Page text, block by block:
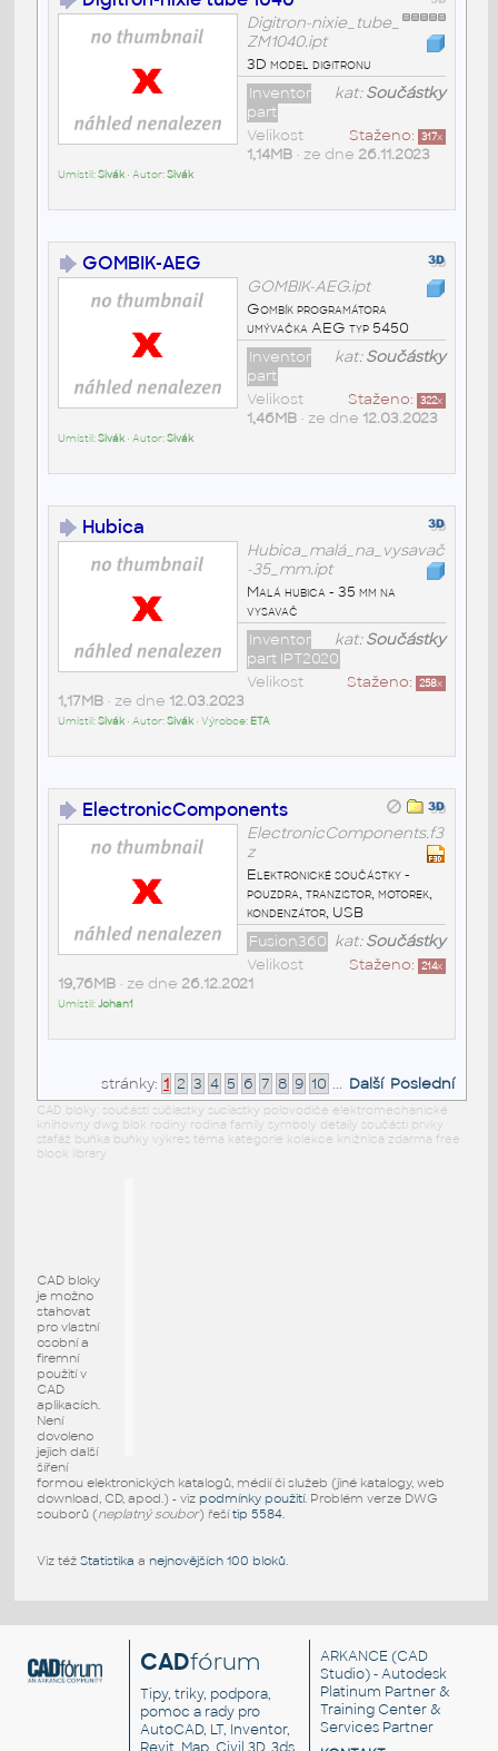
Digitron-nixie_tube_
ZM1040.ipt
3D model digitronu
kat:Součástky
Inventor
part
Staženo: 317x
Velikost
1,14MB• ze dne 26.11.2023
Umístil:Sivák• Autor:Sivák
GOMBIK-AEG
GOMBIK-AEG.ipt
Gombík programátora
umývačka AEG typ 5450
kat:Součástky
Inventor
part
Staženo: 322x
Velikost
1,46MB• ze dne 12.03.2023
Umístil:Sivák• Autor:Sivák
Hubica
Hubica_malá_na_vysavač
-35_mm.ipt
Malá hubica - 35 mm na
vysavač
kat:Součástky
Inventor
part IPT2020
Staženo: 258x
Velikost
1,17MB• ze dne 12.03.2023
Umístil:Sivák• Autor:Sivák• Výrobce: ETA
ElectronicComponents
ElectronicComponents.f3
z
Elektronické součástky -
pouzdra, tranzistor, motorek,
kondenzátor, USB
kat:Součástky
Fusion360
Staženo: 214x
Velikost
19,76MB• ze dne 26.12.2021
Umístil:Johan1
stránky: 1 2 3 4 5 6 7 8 9 10 ... Další Poslední
CAD bloky: součásti súčiastky suciastky polovodiče elektromechanické
knihovny dwg blok rodiny rodina family symboly detaily součásti prvky
stafáž buňka buňky výkres téma kategorie kolekce knižnica zdarma free
block library
CAD bloky
je možno
stahovat
pro vlastní
osobní a
firemní
použití v
CAD
aplikacích.
Není
dovoleno
jejich další
šíření
formou elektronických katalogů, médií či služeb (jiné katalogy, web
download, CD, apod.) - viz podmínky použití. Problém verze DWG
souborů (neplatný soubor) řešítip 5584.
Viz též Statistika a nejnovějších 100 bloků.
CADfórum
Tipy, triky, podpora,
pomoc a rady pro
AutoCAD, LT, Inventor,
ARKANCE (CAD
Studio) - Autodesk
Platinum Partner &
Training Center &
Services Partner